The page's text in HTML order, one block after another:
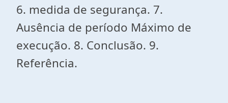
6. medida de segurança. 7.
Ausência de período Máximo de
execução. 8. Conclusão. 9.
Referência.